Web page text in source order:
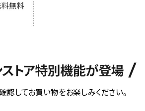
認してお買い物をお楽しみください。